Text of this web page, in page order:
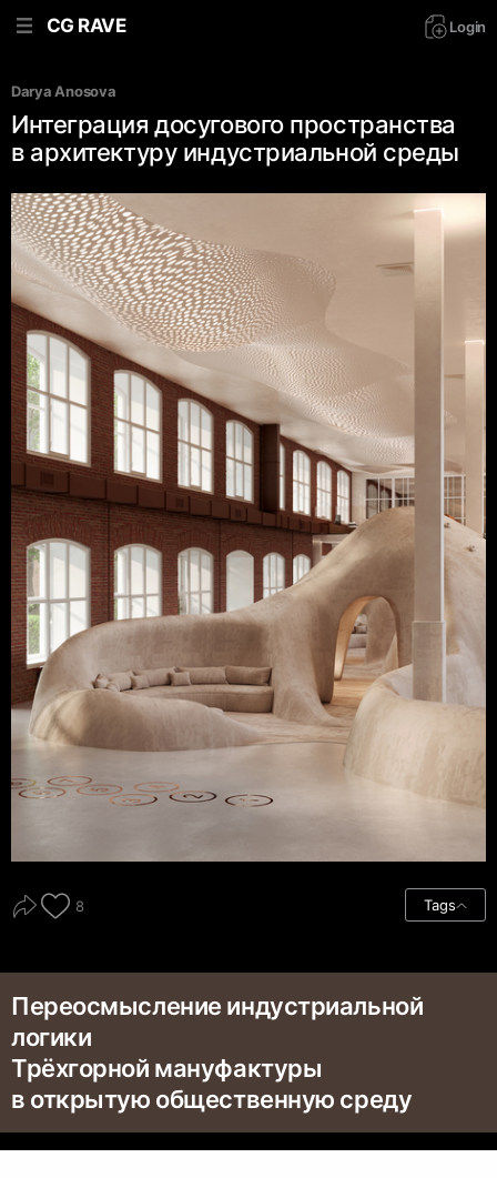
CG RAVE Login
Darya Anosova
Интеграция досугового пространства
в архитектуру индустриальной среды
8 Tags
Переосмысление индустриальной
логики
Трёхгорной мануфактуры
в открытую общественную среду